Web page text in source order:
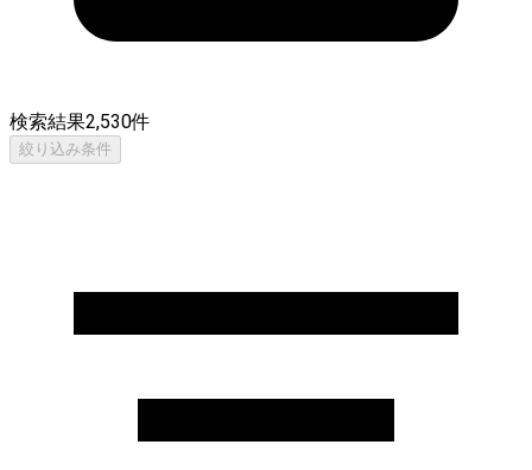
検索結果2,530件
絞り込み条件